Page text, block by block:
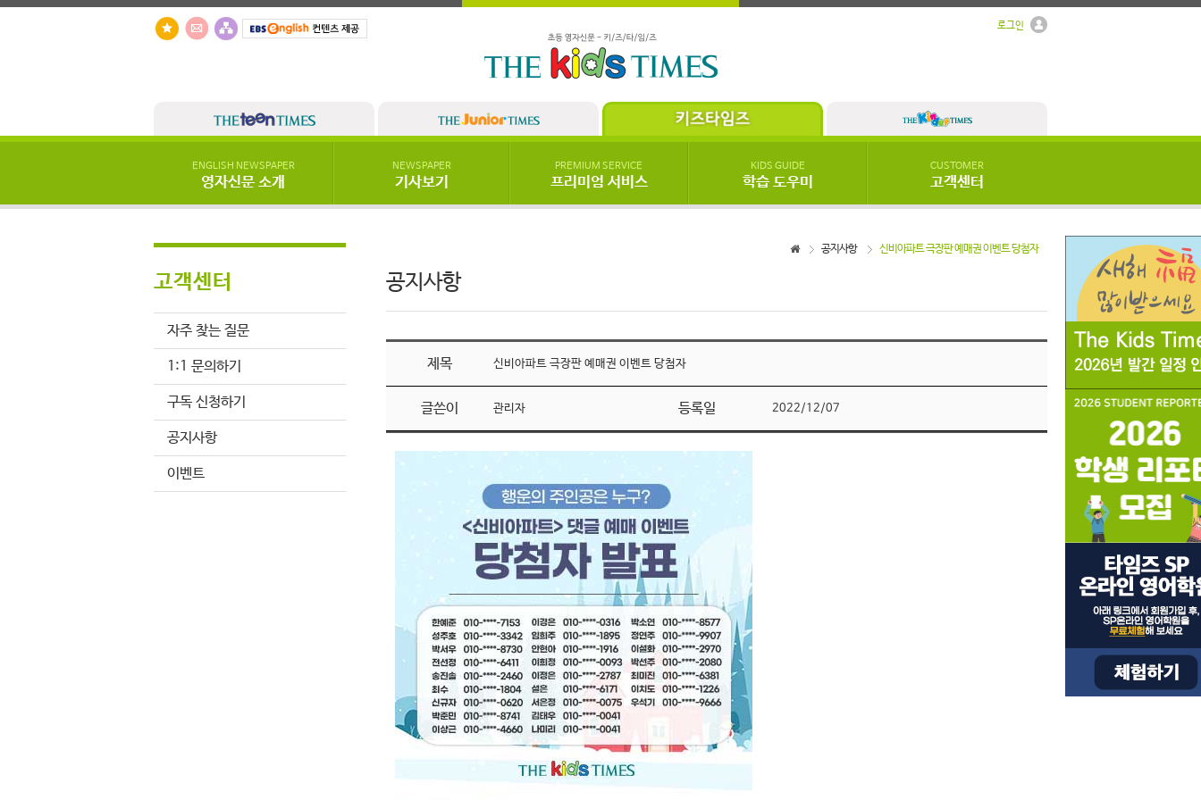
로그인
ENGLISH NEWSPAPER
영자신문 소개
NEWSPAPER
기사보기
PREMIUM SERVICE
프리미엄 서비스
KIDS GUIDE
학습 도우미
CUSTOMER
고객센터
고객센터
자주 찾는 질문
1:1 문의하기
구독 신청하기
공지사항
이벤트
신비아파트 극장판 예매권 이벤트 당첨자
공지사항
공지사항
제목 신비아파트 극장판 예매권 이벤트 당첨자
글쓴이 관리자 등록일 2022/12/07